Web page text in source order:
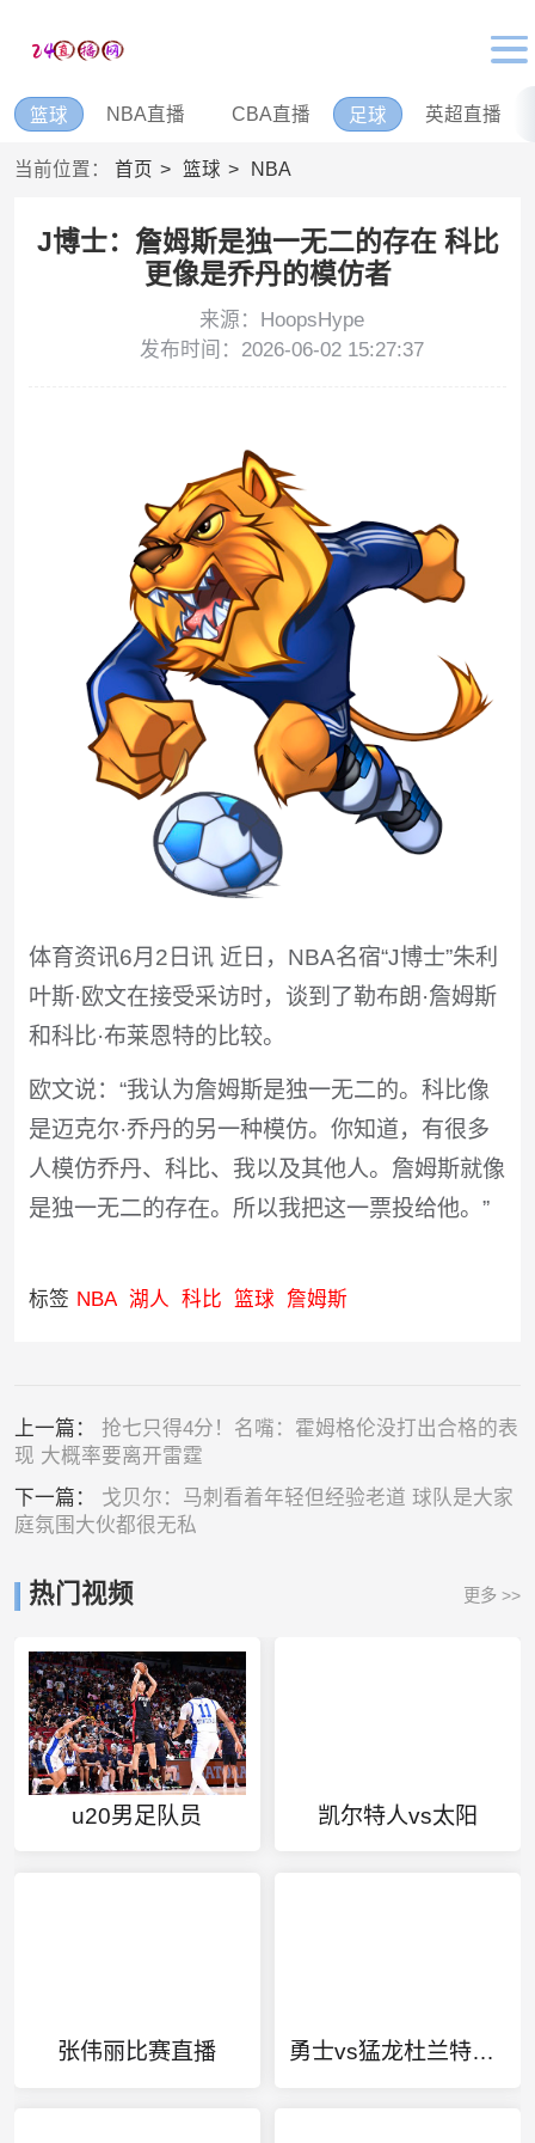
篮球 NBA直播 CBA直播 足球 英超直播
当前位置： 首页 篮球 NBA
J博士：詹姆斯是独一无二的存在 科比
更像是乔丹的模仿者
来源：HoopsHype
发布时间：2026-06-02 15:27:37
体育资讯6月2日讯 近日，NBA名宿“J博士”朱利
叶斯·欧文在接受采访时，谈到了勒布朗·詹姆斯
和科比·布莱恩特的比较。
欧文说：“我认为詹姆斯是独一无二的。科比像
是迈克尔·乔丹的另一种模仿。你知道，有很多
人模仿乔丹、科比、我以及其他人。詹姆斯就像
是独一无二的存在。所以我把这一票投给他。”
标签 NBA 湖人 科比 篮球 詹姆斯
上一篇： 抢七只得4分！名嘴：霍姆格伦没打出合格的表
现 大概率要离开雷霆
下一篇： 戈贝尔：马刺看着年轻但经验老道 球队是大家
庭氛围大伙都很无私
热门视频 更多 >>
u20男足队员 凯尔特人vs太阳
张伟丽比赛直播 勇士vs猛龙杜兰特51分